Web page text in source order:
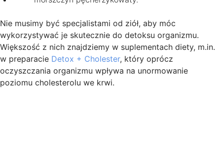
Nie musimy być specjalistami od ziół, aby móc
wykorzystywać je skutecznie do detoksu organizmu.
Większość z nich znajdziemy w suplementach diety, m.in.
w preparacie Detox + Cholester, który oprócz
oczyszczania organizmu wpływa na unormowanie
poziomu cholesterolu we krwi.